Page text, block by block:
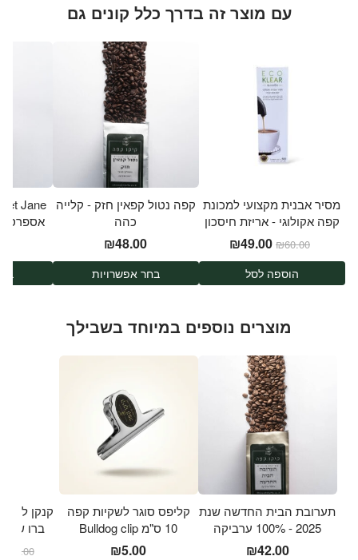
עם מוצר זה בדרך כלל קונים גם
מסיר אבנית מקצועי למכונת
קפה אקולוגי - אריזת חיסכון
חצי ליטר
₪60.00 המחיר המקורי היה: ₪60.00.
₪49.00 המחיר הנוכחי הוא: ₪49.00.
הוספה לסל
קפה נטול קפאין חזק - קלייה
כהה
₪48.00
בחר אפשרויות
אספרסו
מוצרים נוספים במיוחד בשבילך
תערובת הבית החדשה שנת
2025 - 100% ערביקה
משלושה מקורות
₪42.00
קליפס סוגר לשקיות קפה
10 ס"מ Bulldog clip
₪5.00
קנקן
Brew
189.00